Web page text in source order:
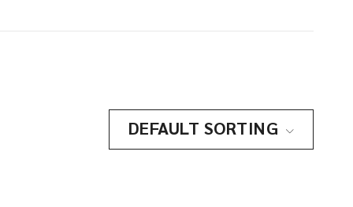
DEFAULT SORTING